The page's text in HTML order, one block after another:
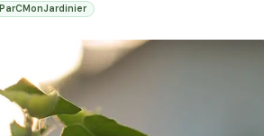
ParCMonJardinier